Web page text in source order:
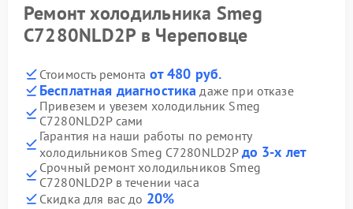
Ремонт холодильника Smeg
C7280NLD2P в Череповце
Стоимость ремонта от 480 руб.
Бесплатная диагностика даже при отказе
Привезем и увезем холодильник Smeg
C7280NLD2P сами
Гарантия на наши работы по ремонту
холодильников Smeg C7280NLD2P до 3-х лет
Срочный ремонт холодильников Smeg
C7280NLD2P в течении часа
Скидка для вас до 20%